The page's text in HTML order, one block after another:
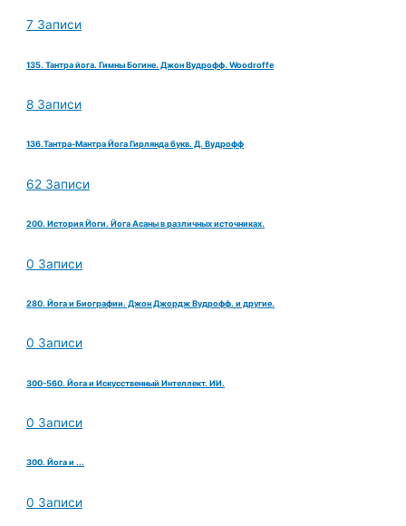
7 Записи
135. Тантра йога. Гимны Богине. Джон Вудрофф. Woodroffe
8 Записи
136.Тантра-Мантра Йога Гирлянда букв. Д. Вудрофф
62 Записи
200. История Йоги. Йога Асаны в различных источниках.
0 Записи
280. Йога и Биографии. Джон Джордж Вудрофф. и другие.
0 Записи
300-560. Йога и Искусственный Интеллект. ИИ.
0 Записи
300. Йога и ...
0 Записи